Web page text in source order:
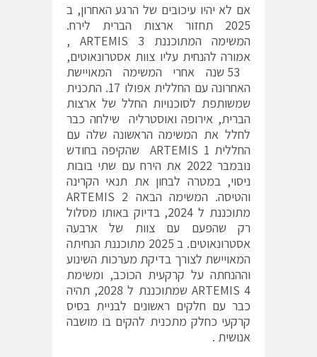
n
M
e
n
u
אם לא יהיו עיכובים של הרגע האחרון, ב
2025 תחזור ארצות הברית לירח.
המשימה המתוכננת ARTEMIS 3 ,
אמורה להנחית עליו צוות אסטרונאוטים,
53 שנה אחרי המשימה המאויישת
האחרונה עם החללית אפולו 17. התכנית
שמשותפת לסוכנויות החלל של ארצות
הברית, אירופה ואוסטרליה שילחה כבר
לחלל את המשימה הראשונה שלה עם
החללית ARTEMIS 1 שהקיפה בחודש
נובמבר 2022 את הירח עם שתי בובות
ניסוי, במטרה לבחון את תנאי הקרינה
והטיסה. המשימה הבאה ARTEMIS 2
מתוכננת ל 2024, בדיוק באותו מסלול
רק שהפעם עם צוות של ארבעה
אסטרונאוטים. ב 2025 מתוכננת הנחיתה
המאויישת לצורך בדיקת מערכות השינוע
וההנחתה על קרקעית הכוכב, ומשימת
ARTEMIS 4 שמתוכננת ל 2028, תהיה
כבר עם חלקים ראשונים לבניית בסיס
קרקעי כחלק מתכנית להקים בו מושבה
אנושית .